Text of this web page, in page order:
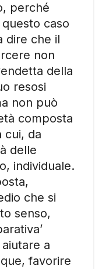
perché
caso
dire che il
non
della
resosi
non può
composta
cui, da
delle
individuale.
che si
senso,
a
favorire